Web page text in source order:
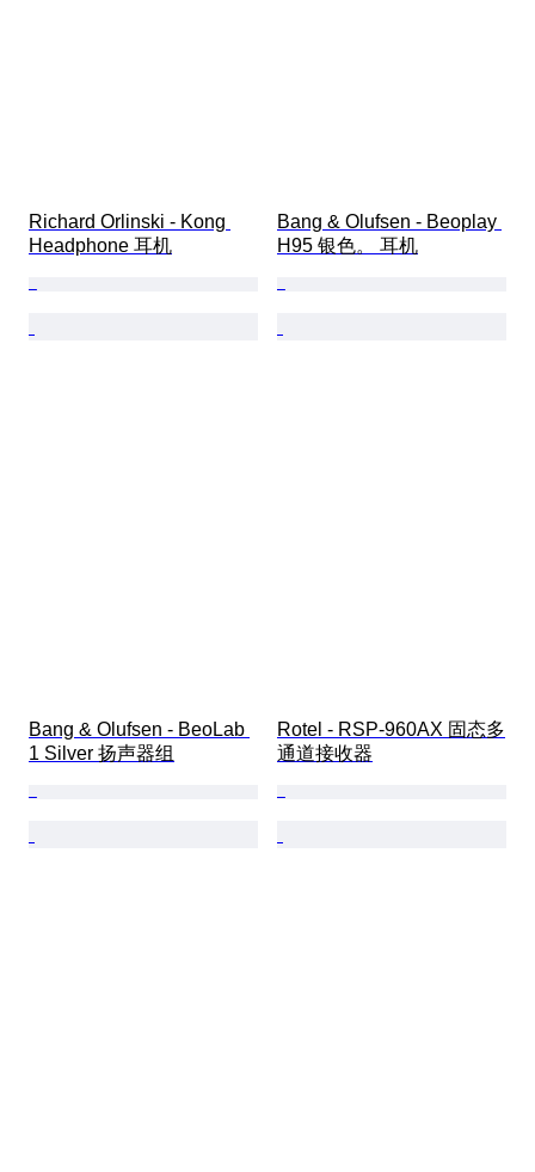
Richard Orlinski - Kong
Headphone 耳机
Bang & Olufsen - Beoplay
H95 银色。 耳机
Bang & Olufsen - BeoLab
1 Silver 扬声器组
Rotel - RSP-960AX 固态多
通道接收器